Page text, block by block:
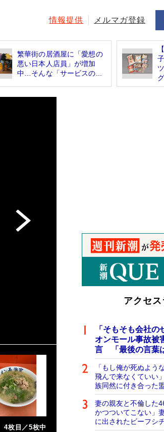
情報提供 メルマガ登録
繁華街の居酒屋に「愛想の
悪い日本人店員」が増加
中…そんな「サービスの...
4枚目／5枚中
アクセ
「そもそも会社
オンモール事故被
言 「最後の言葉
「もし俺が死ぬよう
飛んで来なくてい
族同然に付き合った
妻の親友と不倫した
かつついてこない」
に出されたビーフシ